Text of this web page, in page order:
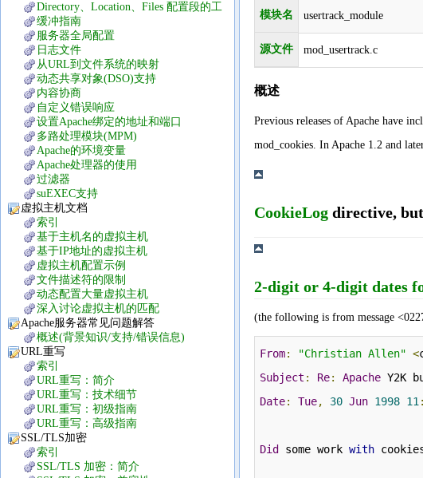
Directory、Location、Files 配置段的工
作方式
缓冲指南
服务器全局配置
日志文件
从URL到文件系统的映射
动态共享对象(DSO)支持
内容协商
自定义错误响应
设置Apache绑定的地址和端口
多路处理模块(MPM)
Apache的环境变量
Apache处理器的使用
过滤器
suEXEC支持
虚拟主机文档
索引
基于主机名的虚拟主机
基于IP地址的虚拟主机
虚拟主机配置示例
文件描述符的限制
动态配置大量虚拟主机
深入讨论虚拟主机的匹配
Apache服务器常见问题解答
概述(背景知识/支持/错误信息)
URL重写
索引
URL重写：简介
URL重写：技术细节
URL重写：初级指南
URL重写：高级指南
SSL/TLS加密
索引
SSL/TLS 加密：简介
模块名 usertrack_module
源文件 mod_usertrack.c
概述
Previous releases of Apache have
mod_cookies. In Apache 1.2 and
CookieLog directive,
2-digit or 4-digit dates
(the following is from message
From: "Christian Allen" <
Subject : Re: Apache Y2K
Date: Tue, 30 Jun 1998 11 :
Did some work with